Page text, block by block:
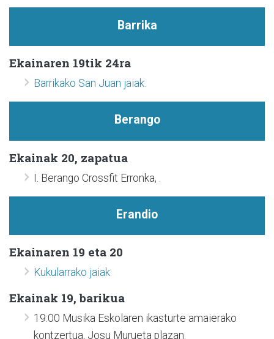
Barrika
Ekainaren 19tik 24ra
Barrikako San Juan jaiak.
Berango
Ekainak 20, zapatua
I. Berango Crossfit Erronka, .
Erandio
Ekainaren 19 eta 20
Kukularrako jaiak.
Ekainak 19, barikua
19:00 Musika Eskolaren ikasturte amaierako
kontzertua, Josu Murueta plazan.